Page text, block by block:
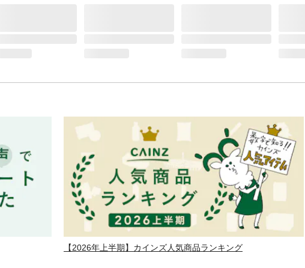
【2026年上半期】カインズ人気商品ランキング